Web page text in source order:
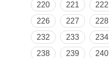
220
221 222
226
227 228
232
233 234
238
239 240